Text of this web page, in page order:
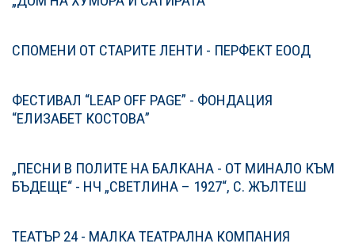
СПОМЕНИ ОТ СТАРИТЕ ЛЕНТИ - ПЕРФЕКТ ЕООД
ФЕСТИВАЛ “LEAP OFF PAGE” - ФОНДАЦИЯ
“ЕЛИЗАБЕТ КОСТОВА”
„ПЕСНИ В ПОЛИТЕ НА БАЛКАНА - ОТ МИНАЛО КЪМ
БЪДЕЩЕ“ - НЧ „СВЕТЛИНА – 1927“, С. ЖЪЛТЕШ
ТЕАТЪР 24 - МАЛКА ТЕАТРАЛНА КОМПАНИЯ